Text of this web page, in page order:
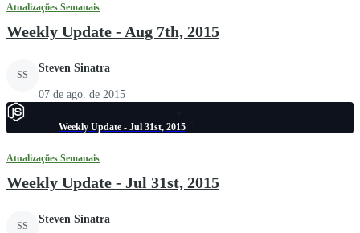
Atualizações Semanais
Weekly Update - Aug 7th, 2015
SS
Steven Sinatra
07 de ago. de 2015
Weekly Update - Jul 31st, 2015
Atualizações Semanais
Weekly Update - Jul 31st, 2015
SS
Steven Sinatra